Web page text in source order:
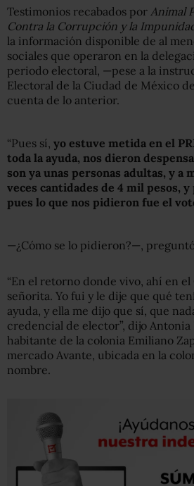
Testimonios recabados por Animal
Contra la Corrupción y la
la información disponible de al
sociales que operaron en la
periodo electoral, —pese a la
Electoral de la Ciudad de México
cuenta de lo anterior.
“Pues sí, yo estuve metida en el
toda la ayuda, nos dieron
son ya unas personas adultas, y a
veces cantidades de 4 mil pesos,
pues lo que nos pidieron fue el
—¿Cómo se lo pidieron?—,
“En el retorno donde vivo, ahí en
señorita. Yo fui y le dije que qué
ayuda, y ella me dijo que sí, que
credencial de elector”, dijo Antonia
habitante de la colonia Emiliano
mercado Avante, ubicada en la
nombre.